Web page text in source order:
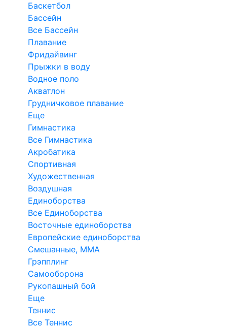
Баскетбол
Бассейн
Все Бассейн
Плавание
Фридайвинг
Прыжки в воду
Водное поло
Акватлон
Грудничковое плавание
Еще
Гимнастика
Все Гимнастика
Акробатика
Спортивная
Художественная
Воздушная
Единоборства
Все Единоборства
Восточные единоборства
Европейские единоборства
Смешанные, ММА
Грэпплинг
Самооборона
Рукопашный бой
Еще
Теннис
Все Теннис